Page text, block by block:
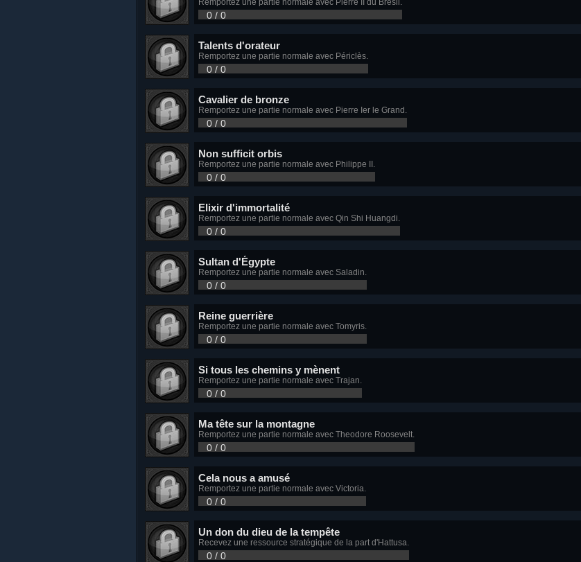
0 / 0
Talents d'orateur
Remportez une partie normale avec Périclès.
0 / 0
Cavalier de bronze
Remportez une partie normale avec Pierre Ier le Grand.
0 / 0
Non sufficit orbis
Remportez une partie normale avec Philippe II.
0 / 0
Elixir d'immortalité
Remportez une partie normale avec Qin Shi Huangdi.
0 / 0
Sultan d'Égypte
Remportez une partie normale avec Saladin.
0 / 0
Reine guerrière
Remportez une partie normale avec Tomyris.
0 / 0
Si tous les chemins y mènent
Remportez une partie normale avec Trajan.
0 / 0
Ma tête sur la montagne
Remportez une partie normale avec Theodore Roosevelt.
0 / 0
Cela nous a amusé
Remportez une partie normale avec Victoria.
0 / 0
Un don du dieu de la tempête
Recevez une ressource stratégique de la part d'Hattusa.
0 / 0